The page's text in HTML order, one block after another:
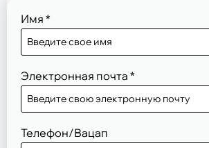
Имя *
Электронная почта *
Телефон/Вацап